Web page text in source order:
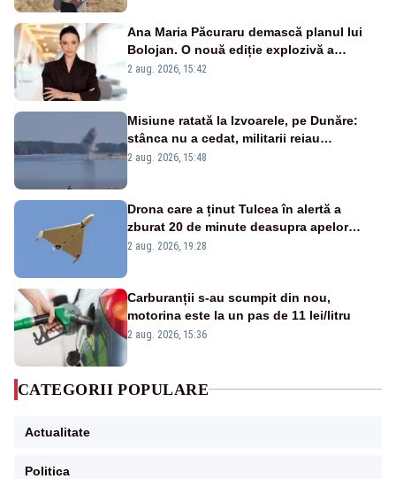
Ana Maria Păcuraru demască planul lui
Bolojan. O nouă ediție explozivă a
emisiunii „Miza Zilei” la Realitatea PLUS
2 aug. 2026, 15:42
Misiune ratată la Izvoarele, pe Dunăre:
stânca nu a cedat, militarii reiau
detonările luni – VIDEO
2 aug. 2026, 15:48
Drona care a ținut Tulcea în alertă a
zburat 20 de minute deasupra apelor
României. Au fost ridicate două F-16
2 aug. 2026, 19:28
Carburanții s-au scumpit din nou,
motorina este la un pas de 11 lei/litru
2 aug. 2026, 15:36
CATEGORII POPULARE
Actualitate
Politica